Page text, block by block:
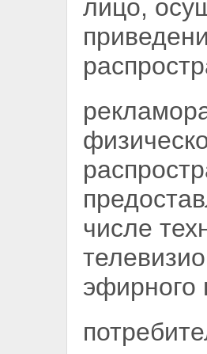
лицо,
числе
эфирного